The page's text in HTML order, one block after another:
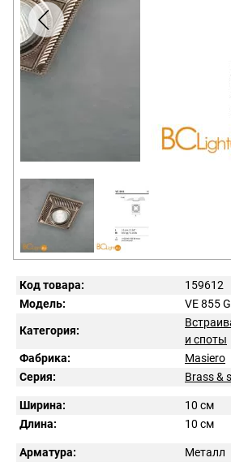
Код товара:
159612
Модель:
VE 855
Категория:
и споты
Фабрика:
Masiero
Серия:
Brass &
Ширина:
10 см
Длина:
10 см
Арматура: Металл